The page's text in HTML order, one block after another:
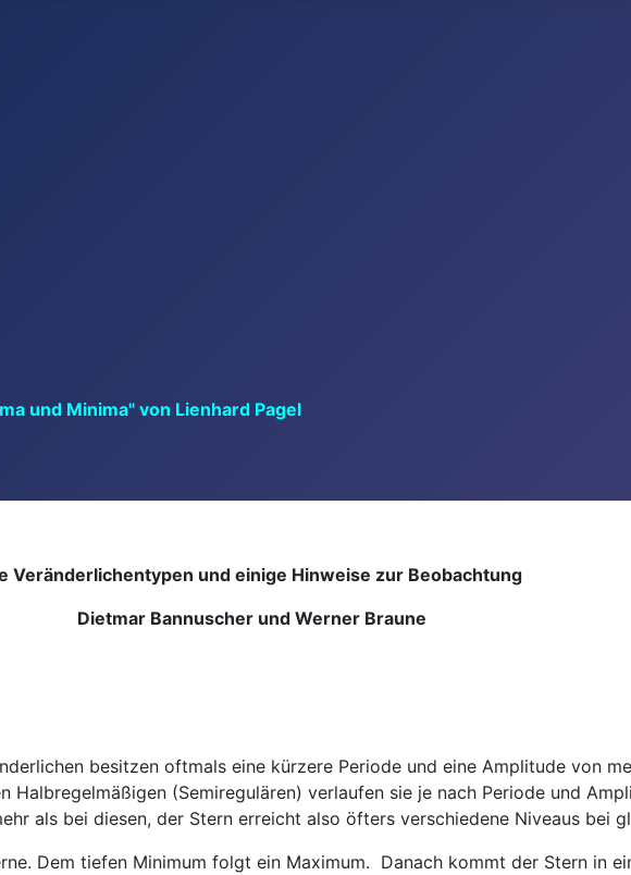
und Minima" von Lienhard Pagel
Veränderlichentypen und einige Hinweise zur Beobachtung
Dietmar Bannuscher und Werner Braune
besitzen oftmals eine kürzere Periode und eine Amplitude von
Halbregelmäßigen (Semiregulären) verlaufen sie je nach Periode und
als bei diesen, der Stern erreicht also öfters verschiedene Niveaus bei
Dem tiefen Minimum folgt ein Maximum. Danach kommt der Stern in